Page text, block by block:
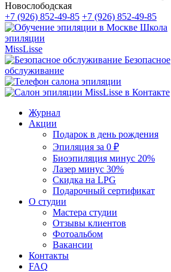
Новослободская
+7 (926) 852-49-85 +7 (926) 852-49-85
Школа
эпиляции
MissLisse
Безопасное
обслуживание
Журнал
Акции
Подарок в день рождения
Эпиляция за 0 ₽
Биоэпиляция минус 20%
Лазер минус 30%
Скидка на LPG
Подарочный сертификат
О студии
Мастера студии
Отзывы клиентов
Фотоальбом
Вакансии
Контакты
FAQ